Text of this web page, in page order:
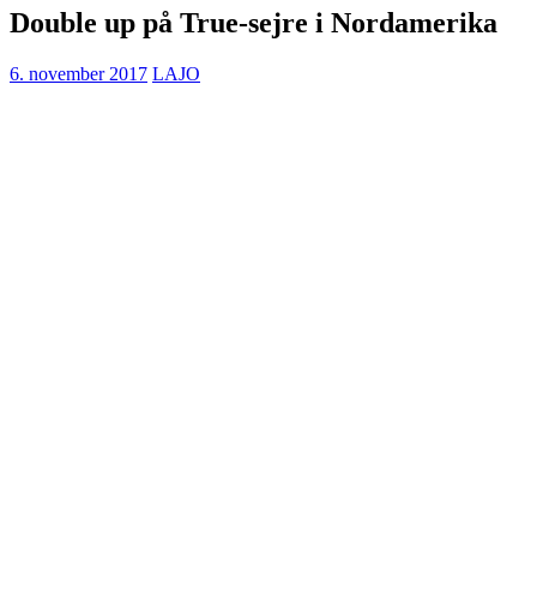
Double up på True-sejre i Nordamerika
6. november 2017 LAJO